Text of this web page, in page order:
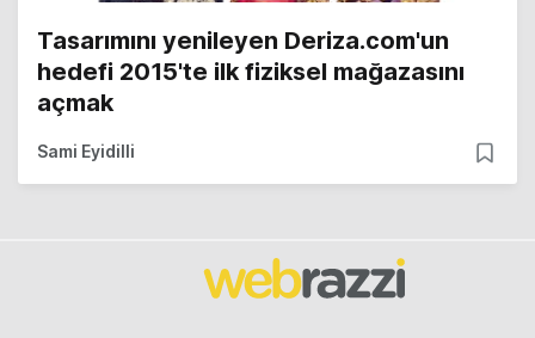
Tasarımını yenileyen Deriza.com'un
hedefi 2015'te ilk fiziksel mağazasını
açmak
Sami Eyidilli